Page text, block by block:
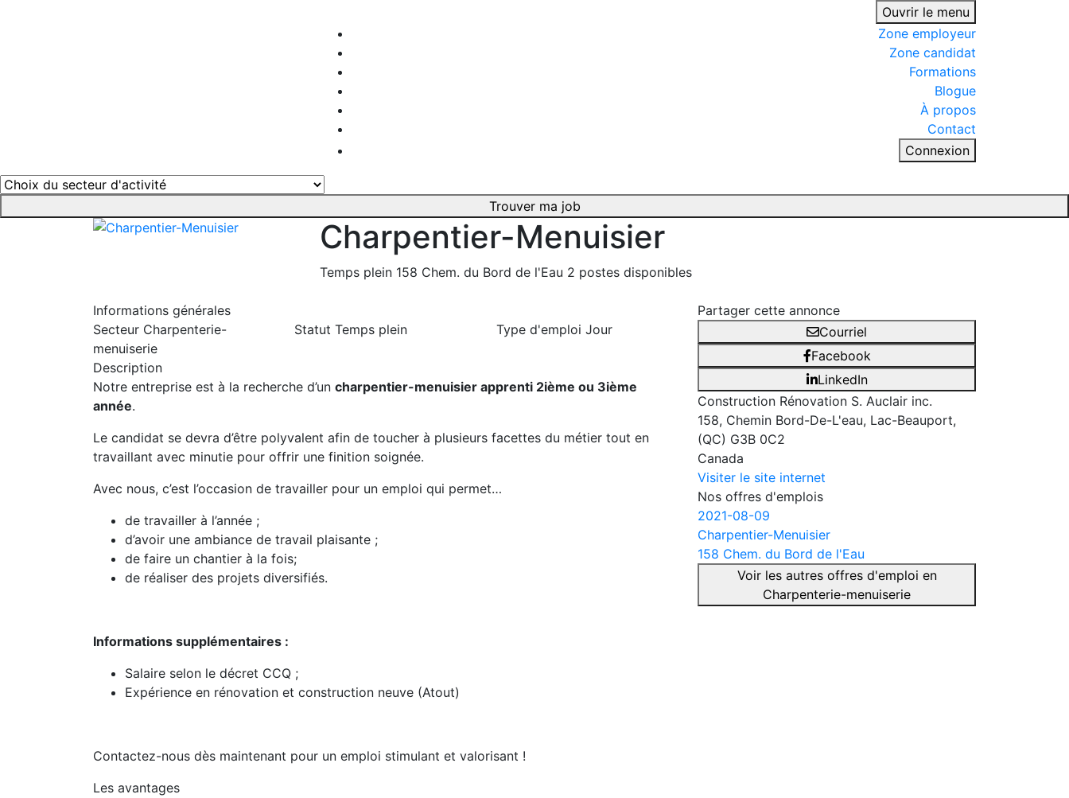
Ouvrir le menu
Zone employeur
Zone candidat
Formations
Blogue
À propos
Contact
Connexion
Trouver ma job
Charpentier-Menuisier
Temps plein 158 Chem. du Bord de l'Eau 2 postes disponibles
Informations générales
Secteur Charpenterie-
menuiserie
Statut Temps plein Type d'emploi Jour
Description
Notre entreprise est à la recherche d’un charpentier-menuisier apprenti 2ième ou 3ième
année.
Le candidat se devra d’être polyvalent afin de toucher à plusieurs facettes du métier tout en
travaillant avec minutie pour offrir une finition soignée.
Avec nous, c’est l’occasion de travailler pour un emploi qui permet…
de travailler à l’année ;
d’avoir une ambiance de travail plaisante ;
de faire un chantier à la fois;
de réaliser des projets diversifiés.
Informations supplémentaires :
Salaire selon le décret CCQ ;
Expérience en rénovation et construction neuve (Atout)
Contactez-nous dès maintenant pour un emploi stimulant et valorisant !
Les avantages
Partager cette annonce
Courriel
Facebook
LinkedIn
Construction Rénovation S. Auclair inc.
158, Chemin Bord-De-L'eau, Lac-Beauport,
(QC) G3B 0C2
Canada
Visiter le site internet
Nos offres d'emplois
2021-08-09
Charpentier-Menuisier
158 Chem. du Bord de l'Eau
Voir les autres offres d'emploi en
Charpenterie-menuiserie